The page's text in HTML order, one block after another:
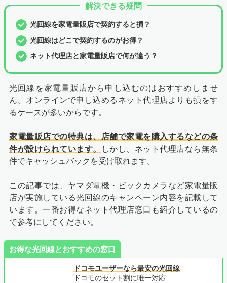
解決できる疑問
光回線を家電量販店で契約すると損？
光回線はどこで契約するのがお得？
ネット代理店と家電量販店で何が違う？
光回線を家電量販店から申し込むのはおすすめしませ
ん。オンラインで申し込めるネット代理店よりも損をす
るケースが多いからです。
家電量販店での特典は、店舗で家電を購入するなどの条
件が設けられています。
しかし、ネット代理店なら無条
件でキャッシュバックを受け取れます。
この記事では、ヤマダ電機・ビックカメラなど家電量販
店が実施している光回線のキャンペーン内容を記載して
います。一番お得なネット代理店窓口も紹介しているの
で参考にしてください。
お得な光回線とおすすめの窓口
ドコモユーザーなら最安の光回線
ドコモのセット割に唯一対応